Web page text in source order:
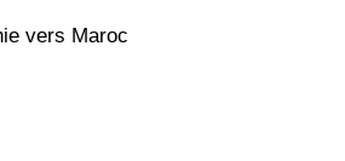
vers Maroc